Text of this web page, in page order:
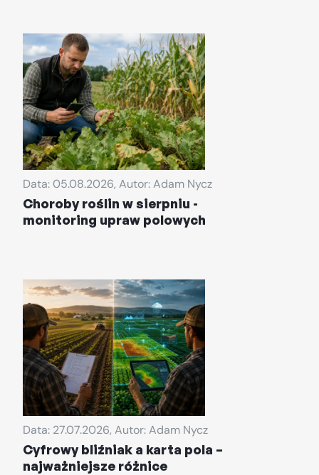
Data: 05.08.2026, Autor: Adam Nycz
Choroby roślin w sierpniu -
monitoring upraw polowych
Data: 27.07.2026, Autor: Adam Nycz
Cyfrowy bliźniak a karta pola –
najważniejsze różnice